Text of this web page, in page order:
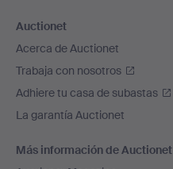
Auctionet
Acerca de Auctionet
Trabaja con nosotros
Adhiere tu casa de subastas
La garantía Auctionet
Más información de Auctionet